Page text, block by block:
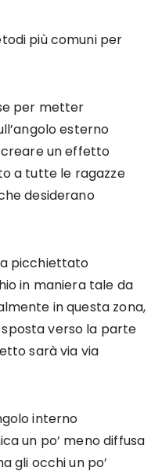
più comuni per
per metter
esterno
creare un effetto
a tutte le ragazze
desiderano
picchiettato
in maniera tale da
in questa zona,
verso la parte
sarà via via
interno
un po’ meno diffusa
gli occhi un po’